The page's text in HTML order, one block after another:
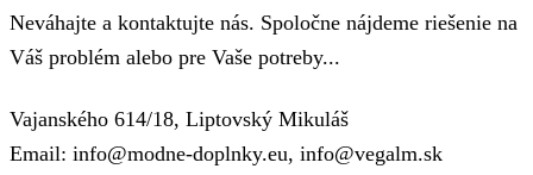
Neváhajte a kontaktujte nás. Spoločne nájdeme riešenie na
Váš problém alebo pre Vaše potreby...
Vajanského 614/18, Liptovský Mikuláš
Email: info@modne-doplnky.eu, info@vegalm.sk